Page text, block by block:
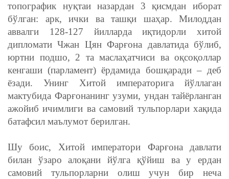
топографик нуқтаи назардан 3 қисмдан иборат
бўлган: арк, ички ва ташқи шаҳар. Милоддан
аввалги 128-127 йилларда иқтидорли хитой
дипломати Чжан Цян Фарғона давлатида бўлиб,
юртни подшо, 2 та маслаҳатчиси ва оқсоқоллар
кенгаши (парламент) ёрдамида бошқаради – деб
ёзади. Унинг Хитой императорига йўллаган
мактубида Фарғонанинг узуми, ундан тайёрланган
ажойиб ичимлиги ва самовий тульпорлари хақида
батафсил маълумот берилган.
Шу боис, Хитой императори Фарғона давлати
билан ўзаро алоқани йўлга қўйиш ва у ердан
самовий тульпорларни олиш учун бир неча